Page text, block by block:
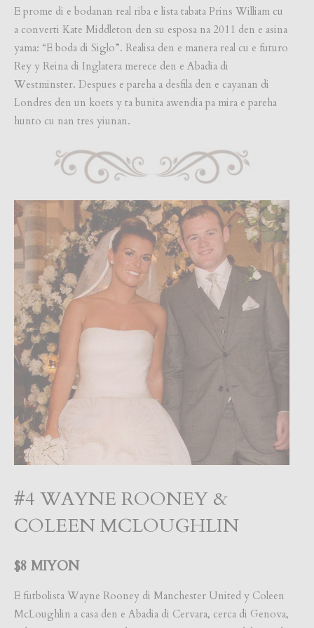
E prome di e bodanan real riba e lista tabata Prins William cu
a converti Kate Middleton den su esposa na 2011 den e asina
yama: “E boda di Siglo”. Realisa den e manera real cu e futuro
Rey y Reina di Inglatera merece den e Abadia di
Westminster. Despues e pareha a desfila den e cayanan di
Londres den un koets y ta bunita awendia pa mira e pareha
hunto cu nan tres yiunan.
#4 WAYNE ROONEY &
COLEEN MCLOUGHLIN
$8 MIYON
E futbolista Wayne Rooney di Manchester United y Coleen
McLoughlin a casa den e Abadia di Cervara, cerca di Genova,